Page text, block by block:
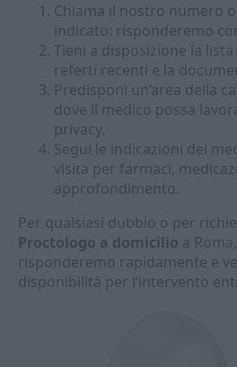
Chiama il nostro numero
indicato: risponderemo
Tieni a disposizione la lista
referti recenti e la
Predisponi un’area della
dove il medico possa
privacy.
Segui le indicazioni del
visita per farmaci,
approfondimento.
Per qualsiasi dubbio o per
Proctologo a domicilio a
risponderemo rapidamente e
disponibilità per l’intervento